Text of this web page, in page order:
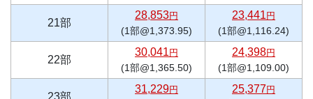
21部
28,853円
(1部@1,373.95)
23,441 円
(1部@1,116.24)
22部
30,041 円
(1部@1,365.50)
24,398円
(1部@1,109.00)
23部
31,229円 25,377円